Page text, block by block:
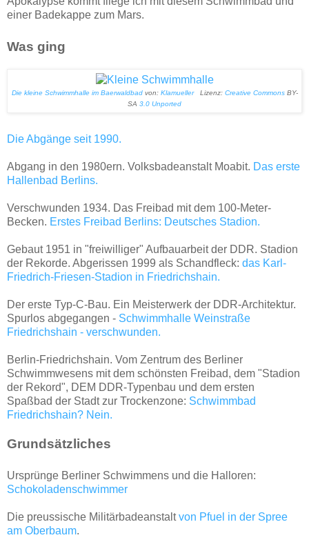
einer Badekappe zum Mars.
Was ging
Die kleine Schwimmhalle im Baerwaldbadvon: KlamuellerLizenz: Creative CommonsBY-
SA 3.0 Unported
Die Abgänge seit 1990.
Abgang in den 1980ern. Volksbadeanstalt Moabit. Das erste
Hallenbad Berlins.
Verschwunden 1934. Das Freibad mit dem 100-Meter-
Becken. Erstes Freibad Berlins: Deutsches Stadion.
Gebaut 1951 in "freiwilliger" Aufbauarbeit der DDR. Stadion
der Rekorde. Abgerissen 1999 als Schandfleck: das Karl-
Friedrich-Friesen-Stadion in Friedrichshain.
Der erste Typ-C-Bau. Ein Meisterwerk der DDR-Architektur.
Spurlos abgegangen - Schwimmhalle Weinstraße
Friedrichshain - verschwunden.
Berlin-Friedrichshain. Vom Zentrum des Berliner
Schwimmwesens mit dem schönsten Freibad, dem "Stadion
der Rekord", DEM DDR-Typenbau und dem ersten
Spaßbad der Stadt zur Trockenzone: Schwimmbad
Friedrichshain? Nein.
Grundsätzliches
Ursprünge Berliner Schwimmens und die Halloren:
Schokoladenschwimmer
Die preussische Militärbadeanstaltvon Pfuel in der Spree
am Oberbaum.